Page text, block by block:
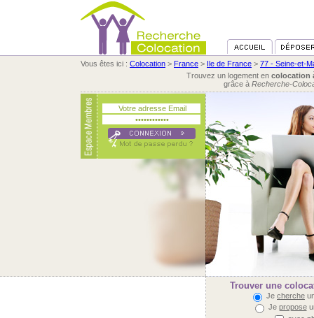
Vous êtes ici : Colocation > France > Ile de France > 77 - Seine-et-
Trouvez un logement en colocation
grâce à Recherche-
Trouver une
Je cherche
Je propose